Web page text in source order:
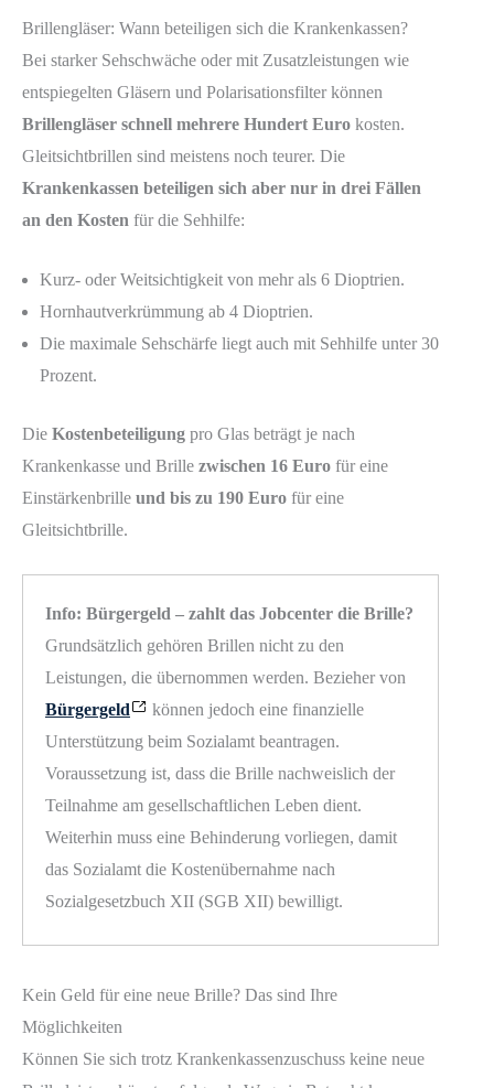
Brillengläser: Wann beteiligen sich die Krankenkassen?
Bei starker Sehschwäche oder mit Zusatzleistungen wie
entspiegelten Gläsern und Polarisationsfilter können
Brillengläser schnell mehrere Hundert Euro kosten.
Gleitsichtbrillen sind meistens noch teurer. Die
Krankenkassen beteiligen sich aber nur in drei Fällen
an den Kosten für die Sehhilfe:
Kurz- oder Weitsichtigkeit von mehr als 6 Dioptrien.
Hornhautverkrümmung ab 4 Dioptrien.
Die maximale Sehschärfe liegt auch mit Sehhilfe unter 30
Prozent.
Die Kostenbeteiligung pro Glas beträgt je nach
Krankenkasse und Brille zwischen 16 Euro für eine
Einstärkenbrille und bis zu 190 Euro für eine
Gleitsichtbrille.
Info: Bürgergeld – zahlt das Jobcenter die Brille?
Grundsätzlich gehören Brillen nicht zu den
Leistungen, die übernommen werden. Bezieher von
Bürgergeld
können jedoch eine finanzielle
Unterstützung beim Sozialamt beantragen.
Voraussetzung ist, dass die Brille nachweislich der
Teilnahme am gesellschaftlichen Leben dient.
Weiterhin muss eine Behinderung vorliegen, damit
das Sozialamt die Kostenübernahme nach
Sozialgesetzbuch XII (SGB XII) bewilligt.
Kein Geld für eine neue Brille? Das sind Ihre
Möglichkeiten
Können Sie sich trotz Krankenkassenzuschuss keine neue